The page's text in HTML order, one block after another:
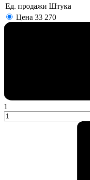
Ед. продажи Штука
Цена 33 270
1